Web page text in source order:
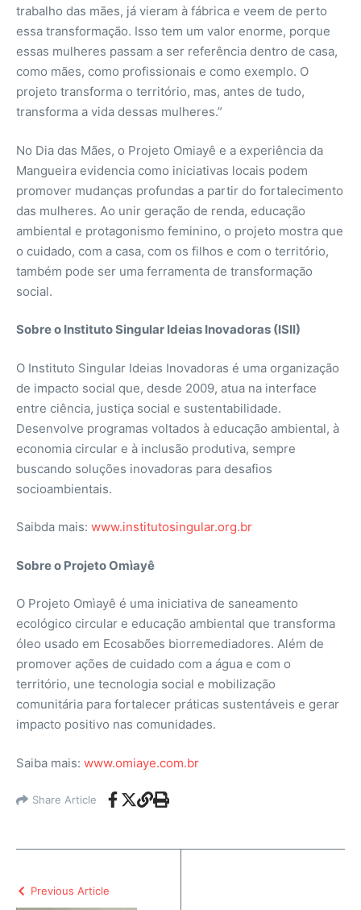
trabalho das mães, já vieram à fábrica e veem de perto
essa transformação. Isso tem um valor enorme, porque
essas mulheres passam a ser referência dentro de casa,
como mães, como profissionais e como exemplo. O
projeto transforma o território, mas, antes de tudo,
transforma a vida dessas mulheres.”
No Dia das Mães, o Projeto Omiayê e a experiência da
Mangueira evidencia como iniciativas locais podem
promover mudanças profundas a partir do fortalecimento
das mulheres. Ao unir geração de renda, educação
ambiental e protagonismo feminino, o projeto mostra que
o cuidado, com a casa, com os filhos e com o território,
também pode ser uma ferramenta de transformação
social.
Sobre o Instituto Singular Ideias Inovadoras (ISII)
O Instituto Singular Ideias Inovadoras é uma organização
de impacto social que, desde 2009, atua na interface
entre ciência, justiça social e sustentabilidade.
Desenvolve programas voltados à educação ambiental, à
economia circular e à inclusão produtiva, sempre
buscando soluções inovadoras para desafios
socioambientais.
Saibda mais: www.institutosingular.org.br
Sobre o Projeto Omìayê
O Projeto Omìayê é uma iniciativa de saneamento
ecológico circular e educação ambiental que transforma
óleo usado em Ecosabões biorremediadores. Além de
promover ações de cuidado com a água e com o
território, une tecnologia social e mobilização
comunitária para fortalecer práticas sustentáveis e gerar
impacto positivo nas comunidades.
Saiba mais: www.omiaye.com.br
Share Article
Previous Article